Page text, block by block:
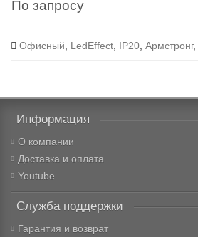
По запросу
Офисный LedEffect IP20 Армстронг,
Информация
О компании
Доставка и оплата
Youtube
Служба поддержки
Гарантия и возврат